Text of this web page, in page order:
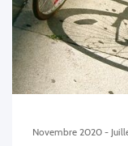
Novembre 2020 -